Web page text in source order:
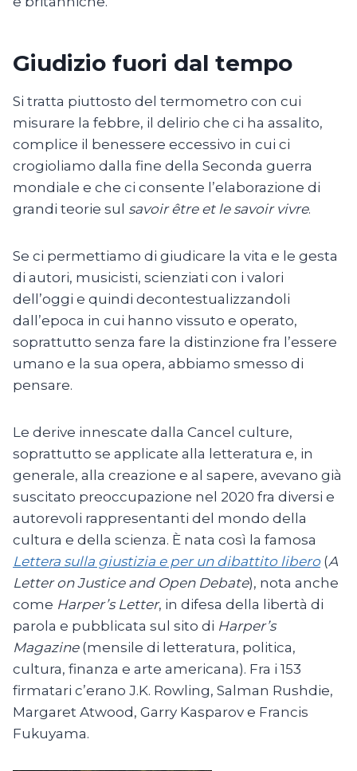
Giudizio fuori dal tempo
Si tratta piuttosto del termometro con cui
misurare la febbre, il delirio che ci ha assalito,
complice il benessere eccessivo in cui ci
crogioliamo dalla fine della Seconda guerra
mondiale e che ci consente l’elaborazione di
grandi teorie sul savoir être et le savoir vivre.
Se ci permettiamo di giudicare la vita e le gesta
di autori, musicisti, scienziati con i valori
dell’oggi e quindi decontestualizzandoli
dall’epoca in cui hanno vissuto e operato,
soprattutto senza fare la distinzione fra l’essere
umano e la sua opera, abbiamo smesso di
pensare.
Le derive innescate dalla Cancel culture,
soprattutto se applicate alla letteratura e, in
generale, alla creazione e al sapere, avevano già
suscitato preoccupazione nel 2020 fra diversi e
autorevoli rappresentanti del mondo della
cultura e della scienza. È nata così la famosa
Lettera sulla giustizia e per un dibattito libero(A
Letter on Justice and Open Debate), nota anche
come Harper’s Letter, in difesa della libertà di
parola e pubblicata sul sito di Harper’s
Magazine(mensile di letteratura, politica,
cultura, finanza e arte americana). Fra i 153
firmatari c’erano J.K. Rowling, Salman Rushdie,
Margaret Atwood, Garry Kasparov e Francis
Fukuyama.